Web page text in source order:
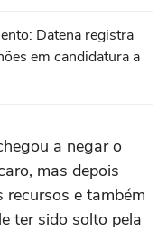
Datena registra
em candidatura a
a negar o
mas depois
e também
ter sido solto pela